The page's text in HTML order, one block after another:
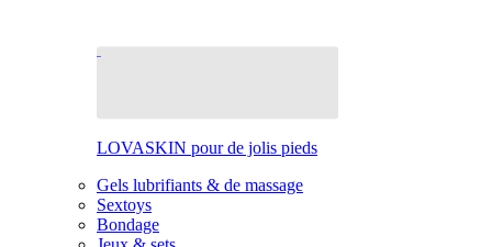
LOVASKIN pour de jolis pieds
Gels lubrifiants & de massage
Sextoys
Bondage